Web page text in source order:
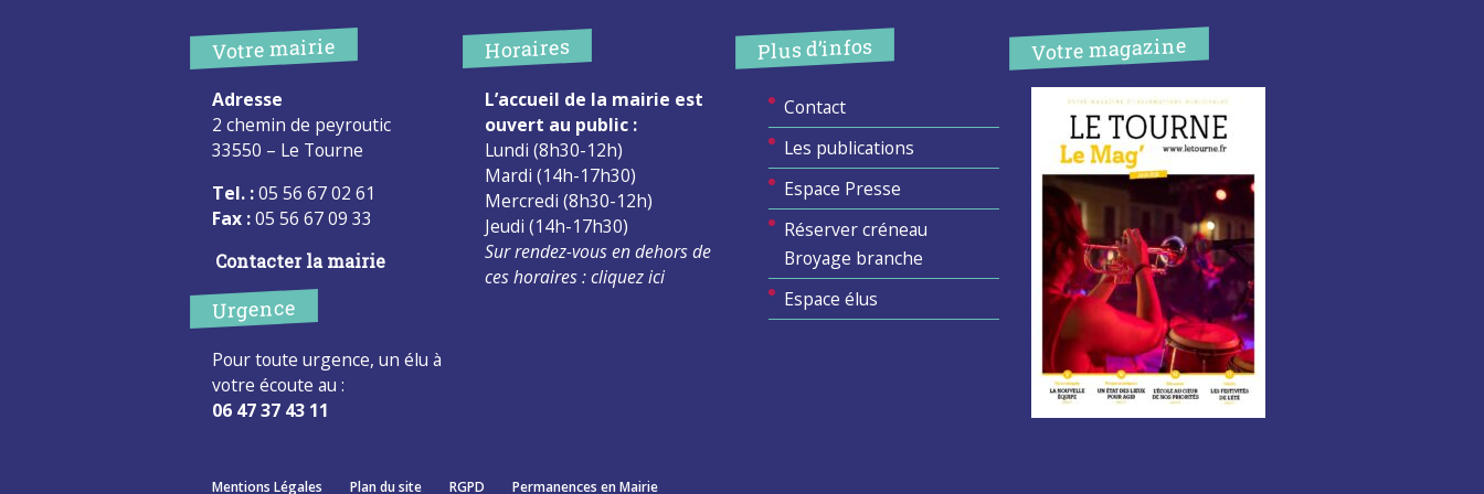
Votre mairie
Adresse
2 chemin de peyroutic
33550 – Le Tourne
Tel. :05 56 67 02 61
Fax :05 56 67 09 33
Contacter la mairie
Urgence
Pour toute urgence, un élu à
votre écoute au :
06 47 37 43 11
Horaires
L’accueil de la mairie est
ouvert au public :
Lundi (8h30-12h)
Mardi (14h-17h30)
Mercredi (8h30-12h)
Jeudi (14h-17h30)
Sur rendez-vous en dehors de
ces horaires :cliquez ici
Plus d’infos
Contact
Les publications
Espace Presse
Réserver créneau
Broyage branche
Espace élus
Votre magazine
Mentions Légales Plan du site RGPD Permanences en Mairie